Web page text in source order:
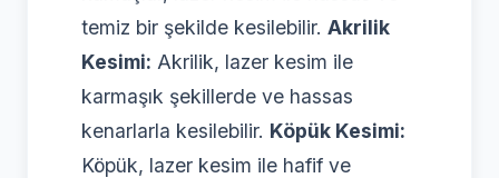
temiz bir şekilde kesilebilir. Akrilik
Kesimi: Akrilik, lazer kesim ile
karmaşık şekillerde ve hassas
kenarlarla kesilebilir. Köpük Kesimi:
Köpük, lazer kesim ile hafif ve